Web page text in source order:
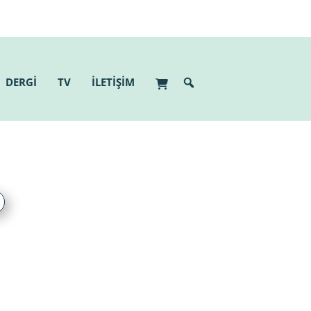
DERGİ TV İLETİŞİM